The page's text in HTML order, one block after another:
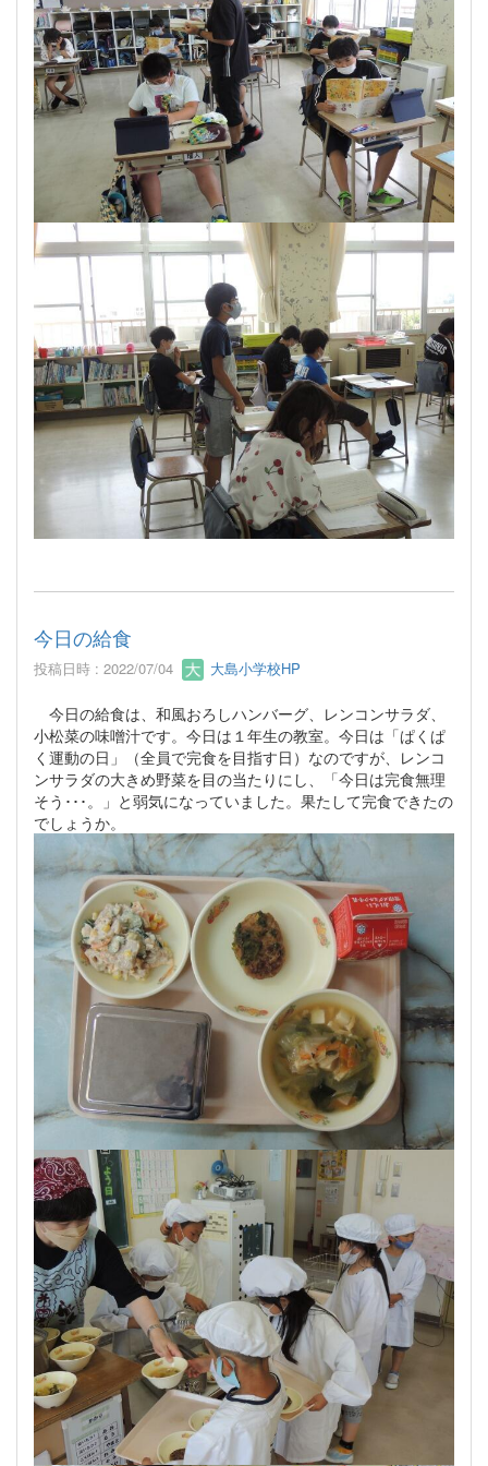
今日の給食
投稿日時 : 2022/07/04 大島小学校HP
今日の給食は、和風おろしハンバーグ、レンコンサラダ、
小松菜の味噌汁です。今日は１年生の教室。今日は「ぱくぱ
く運動の日」（全員で完食を目指す日）なのですが、レンコ
ンサラダの大きめ野菜を目の当たりにし、「今日は完食無理
そう･･･。」と弱気になっていました。果たして完食できたの
でしょうか。